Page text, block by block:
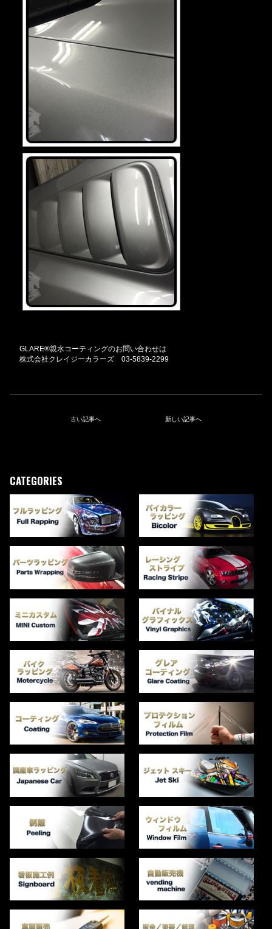
GLARE®親水コーティングのお問い合わせは
株式会社クレイジーカラーズ 03-5839-2299
古い記事へ 新しい記事へ
CATEGORIES